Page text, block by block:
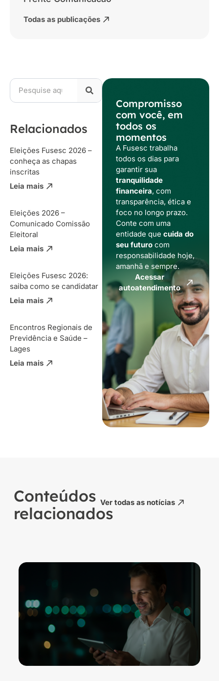
Todas as publicações
Relacionados
Eleições Fusesc 2026 –
conheça as chapas
inscritas
Leia mais
Eleições 2026 –
Comunicado Comissão
Eleitoral
Leia mais
Eleições Fusesc 2026:
saiba como se candidatar
Leia mais
Encontros Regionais de
Previdência e Saúde –
Lages
Leia mais
Compromisso
com você, em
todos os
momentos
A Fusesc trabalha
todos os dias para
garantir sua
tranquilidade
financeira, com
transparência, ética e
foco no longo prazo.
Conte com uma
entidade que cuida do
seu futurocom
responsabilidade hoje,
amanhã e sempre.
Acessar
autoatendimento
Conteúdos
relacionados
Ver todas as notícias